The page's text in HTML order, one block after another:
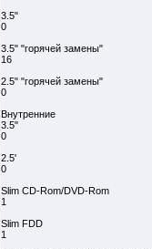
3.5"
0
3.5" "горячей замены"
16
2.5" "горячей замены"
0
Внутренние
3.5"
0
2.5'
0
Slim CD-Rom/DVD-Rom
1
Slim FDD
1